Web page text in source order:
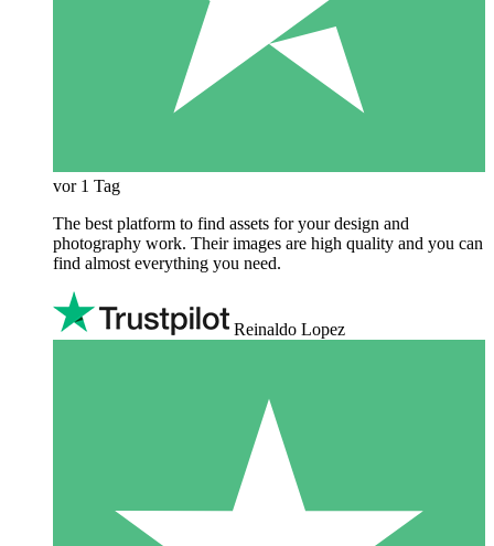
vor 1 Tag
The best platform to find assets for your design and
photography work. Their images are high quality and you can
find almost everything you need.
Reinaldo Lopez